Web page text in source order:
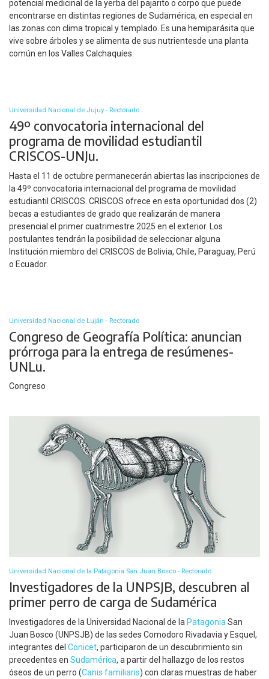
potencial medicinal de la yerba del pajarito o corpo que puede
encontrarse en distintas regiones de Sudamérica, en especial en
las zonas con clima tropical y templado. Es una hemiparásita que
vive sobre árboles y se alimenta de sus nutrientesde una planta
común en los Valles Calchaquíes.
Universidad Nacional de Jujuy - Rectorado
49º convocatoria internacional del
programa de movilidad estudiantil
CRISCOS-UNJu.
Hasta el 11 de octubre permanecerán abiertas las inscripciones de
la 49º convocatoria internacional del programa de movilidad
estudiantil CRISCOS. CRISCOS ofrece en esta oportunidad dos (2)
becas a estudiantes de grado que realizarán de manera
presencial el primer cuatrimestre 2025 en el exterior. Los
postulantes tendrán la posibilidad de seleccionar alguna
Institución miembro del CRISCOS de Bolivia, Chile, Paraguay, Perú
o Ecuador.
Universidad Nacional de Luján - Rectorado
Congreso de Geografía Política: anuncian
prórroga para la entrega de resúmenes-
UNLu.
Congreso
Universidad Nacional de la Patagonia San Juan Bosco - Rectorado
Investigadores de la UNPSJB, descubren al
primer perro de carga de Sudamérica
Investigadores de la Universidad Nacional de la Patagonia San
Juan Bosco (UNPSJB) de las sedes Comodoro Rivadavia y Esquel,
integrantes del Conicet, participaron de un descubrimiento sin
precedentes en Sudamérica, a partir del hallazgo de los restos
óseos de un perro (Canis familiaris) con claras muestras de haber